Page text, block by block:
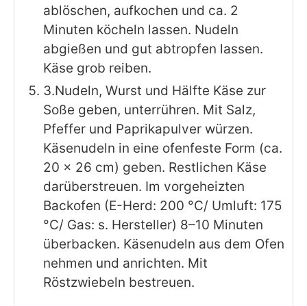
ablöschen, aufkochen und ca. 2
Minuten köcheln lassen. Nudeln
abgießen und gut abtropfen lassen.
Käse grob reiben.
3.Nudeln, Wurst und Hälfte Käse zur
Soße geben, unterrühren. Mit Salz,
Pfeffer und Paprikapulver würzen.
Käsenudeln in eine ofenfeste Form (ca.
20 x 26 cm) geben. Restlichen Käse
darüberstreuen. Im vorgeheizten
Backofen (E-Herd: 200 °C/ Umluft: 175
°C/ Gas: s. Hersteller) 8–10 Minuten
überbacken. Käsenudeln aus dem Ofen
nehmen und anrichten. Mit
Röstzwiebeln bestreuen.